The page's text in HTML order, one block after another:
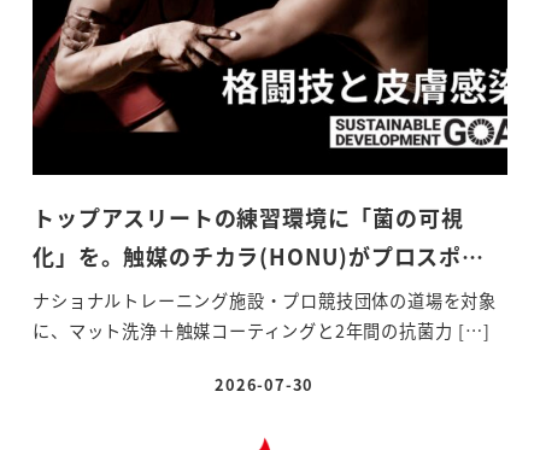
トップアスリートの練習環境に「菌の可視
化」を。触媒のチカラ(HONU)がプロスポ…
ナショナルトレーニング施設・プロ競技団体の道場を対象
に、マット洗浄＋触媒コーティングと2年間の抗菌力 […]
投稿日
2026-07-30